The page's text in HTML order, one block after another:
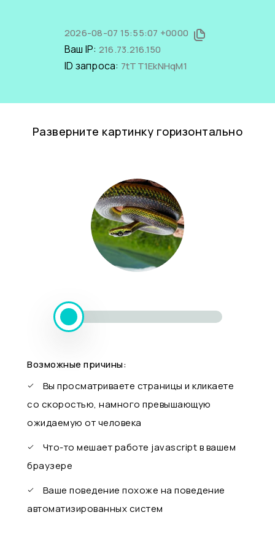
2026-08-07 15:55:07 +0000
Ваш IP: 216.73.216.150
ID запроса: 7tTT1EkNHqM1
Разверните картинку горизонтально
Возможные причины:
Вы просматриваете страницы и кликаете
со скоростью, намного превышающую
ожидаемую от человека
Что-то мешает работе javascript в вашем
браузере
Ваше поведение похоже на поведение
автоматизированных систем